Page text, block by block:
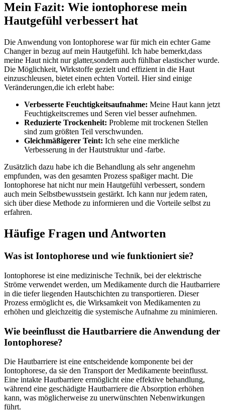
Mein Fazit: Wie iontophorese mein
Hautgefühl verbessert hat
Die Anwendung von Iontophorese war für mich ein echter Game
Changer in bezug auf⁣ mein Hautgefühl. Ich habe bemerkt,dass
meine Haut ‌nicht nur glatter,sondern auch fühlbar elastischer wurde.
Die Möglichkeit, Wirkstoffe gezielt und effizient in die⁤ Haut
einzuschleusen, bietet einen echten⁢ Vorteil. Hier sind einige
Veränderungen,die ich erlebt‍ habe:
Verbesserte ​Feuchtigkeitsaufnahme: Meine Haut kann jetzt
Feuchtigkeitscremes und Seren viel besser aufnehmen.
Reduzierte Trockenheit: Probleme⁤ mit trockenen Stellen
sind zum größten Teil verschwunden.
Gleichmäßigerer Teint: Ich‌ sehe eine⁤ merkliche
Verbesserung in der Hautstruktur und -farbe.
Zusätzlich dazu ‍habe ich die Behandlung⁤ als sehr angenehm
empfunden, was den gesamten Prozess spaßiger macht. Die
Iontophorese hat nicht nur mein Hautgefühl verbessert, sondern
auch mein Selbstbewusstsein gestärkt. Ich kann nur jedem raten,
sich über diese ‍Methode zu informieren und die Vorteile selbst zu
‌erfahren.
Häufige Fragen und Antworten
Was ist Iontophorese und⁢ wie funktioniert sie?
Iontophorese ist eine medizinische Technik, bei der elektrische
Ströme verwendet‍ werden, um Medikamente durch die Hautbarriere
‌in die tiefer liegenden Hautschichten zu transportieren. Dieser
Prozess ermöglicht es, die Wirksamkeit von Medikamenten zu
erhöhen und gleichzeitig die systemische Aufnahme zu minimieren.
Wie beeinflusst die Hautbarriere die ​Anwendung der
Iontophorese?
Die Hautbarriere ist eine⁤ entscheidende komponente ​bei der
‍Iontophorese, da sie den Transport der ⁢Medikamente beeinflusst.
Eine intakte Hautbarriere ermöglicht eine effektive behandlung,
während eine geschädigte Hautbarriere die Absorption erhöhen
kann, was möglicherweise zu unerwünschten Nebenwirkungen
führt.